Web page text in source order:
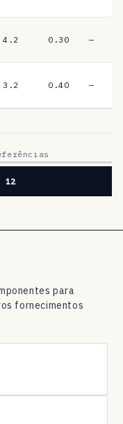
4.2 0.30 —
3.2 0.40 —
12
para
fornecimentos